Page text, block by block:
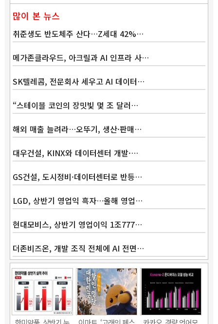
많이 본 뉴스
취준생도 반도체주 산다…Z세대 42%…
메가존클라우드, 아크릴과 AI 인프라 사…
SK텔레콤, 전문회사 세우고 AI 데이터…
“스테이블 코인의 장밋빛 몇 조 달러…
해외 매출 늘려라…오뚜기, 생산·판매…
대우건설, KINX와 데이터센터 개발·…
GS건설, 도시정비·데이터센터로 반등…
LGD, 상반기 영업익 흑자…올해 영업…
현대모비스, 상반기 영업이익 1조777…
더존비즈온, 개발 조직 전체에 AI 전면…